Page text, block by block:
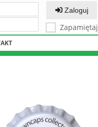
Zaloguj
Zapamiętaj